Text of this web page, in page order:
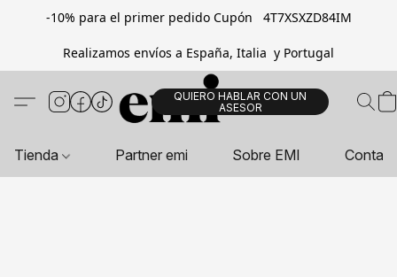
-10% para el primer pedido Cupón 4T7XSXZD84IM
Realizamos envíos a España, Italia y Portugal
QUIERO HABLAR CON UN
ASESOR
Tienda Partner emi Sobre EMI